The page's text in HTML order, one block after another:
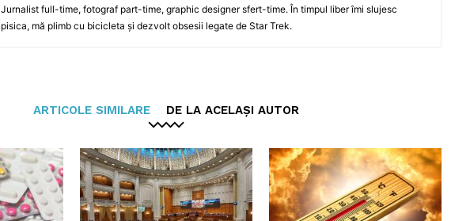
Jurnalist full-time, fotograf part-time, graphic designer sfert-time. În timpul liber îmi slujesc
pisica, mă plimb cu bicicleta și dezvolt obsesii legate de Star Trek.
ARTICOLE SIMILARE DE LA ACELAȘI AUTOR